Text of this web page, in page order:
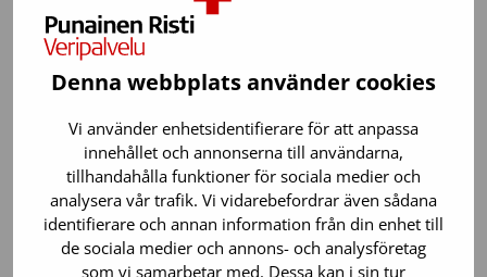
Denna webbplats använder cookies
Vi använder enhetsidentifierare för att anpassa
innehållet och annonserna till användarna,
tillhandahålla funktioner för sociala medier och
analysera vår trafik. Vi vidarebefordrar även sådana
identifierare och annan information från din enhet till
de sociala medier och annons- och analysföretag
som vi samarbetar med. Dessa kan i sin tur
Om prestationen fortfarande är giltig i systemet kan
du skriva ut diplomet genom att logga in på kursen
och göra följande:
Starta inte provet på nytt, utan klicka på pilen
som visas till höger >.
Om du har genomfört provet med godkänt
resultat kommer du till en sida där du kan skriva
ut/spara intyget åt dig själv.